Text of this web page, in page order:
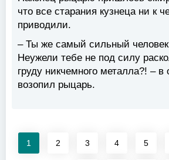
что все старания кузнеца ни к
приводили.
– Ты же самый сильный человек
Неужели тебе не под силу
груду никчемного металла?! – в
возопил рыцарь.
1 2 3 4 5